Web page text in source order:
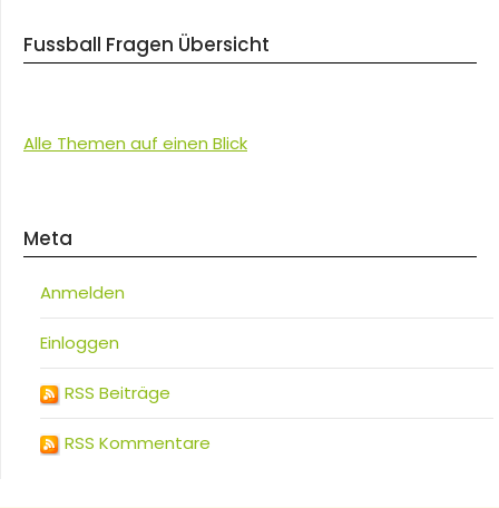
Fussball Fragen Übersicht
Alle Themen auf einen Blick
Meta
Anmelden
Einloggen
RSS Beiträge
RSS Kommentare